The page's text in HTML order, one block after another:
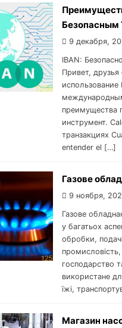
Безопасным
9 декабря,
IBAN:
Привет,
преимущества
инструмент.
транзакциях
entender el […]
Газове
9 ноября,
Газове
у багатьох
обробки,
господарство
використане
їжі,
Магазин